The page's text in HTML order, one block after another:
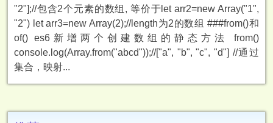
"2"];//包含2个元素的数组, 等价于let arr2=new Array("1",
"2") let arr3=new Array(2);//length为2的数组 ###from()和
of() es6新增两个创建数组的静态方法 from()
console.log(Array.from("abcd"));//["a", "b", "c", "d"] //通过
集合，映射...